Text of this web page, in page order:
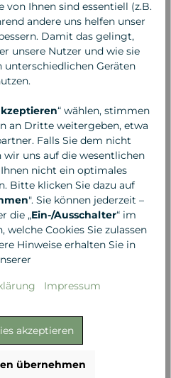
Alga Maris
Sonnencreme beige
getönt LSF 50, 50ml
24,90 €*
von Ihnen sind essentiell (z.B.
andere uns helfen unser
Damit das gelingt,
unsere Nutzer und wie sie
unterschiedlichen Geräten
“ wählen, stimmen
an Dritte weitergeben, etwa
Falls Sie dem nicht
uns auf die wesentlichen
nicht ein optimales
Bitte klicken Sie dazu auf
". Sie können jederzeit –
die „Ein-/Ausschalter“ im
welche Cookies Sie zulassen
Hinweise erhalten Sie in
Impressum
akzeptieren
übernehmen